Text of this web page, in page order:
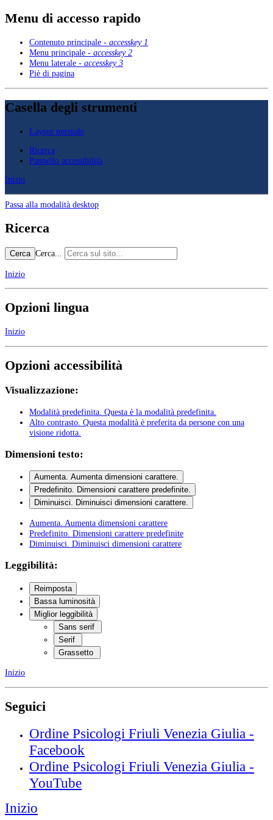
Menu di accesso rapido
Contenuto principale - accesskey 1
Menu principale - accesskey 2
Menu laterale - accesskey 3
Piè di pagina
Casella degli strumenti
Layout normale
Ricerca
Pannello accessibilità
Inizio
Passa alla modalità desktop
Ricerca
Cerca Cerca...
Inizio
Opzioni lingua
Inizio
Opzioni accessibilità
Visualizzazione:
Modalità predefinita . Questa è la modalità predefinita.
Alto contrasto . Questa modalità è preferita da persone con una
visione ridotta.
Dimensioni testo:
Aumenta. Aumenta dimensioni carattere.
Predefinito. Dimensioni carattere predefinite.
Diminuisci. Diminuisci dimensioni carattere.
Aumenta . Aumenta dimensioni carattere
Predefinito . Dimensioni carattere predefinite
Diminuisci . Diminuisci dimensioni carattere
Leggibilità:
Reimposta
Bassa luminosità
Miglior leggibilità
Sans serif
Serif
Grassetto
Inizio
Seguici
Ordine Psicologi Friuli Venezia Giulia -
Facebook
Ordine Psicologi Friuli Venezia Giulia -
YouTube
Inizio